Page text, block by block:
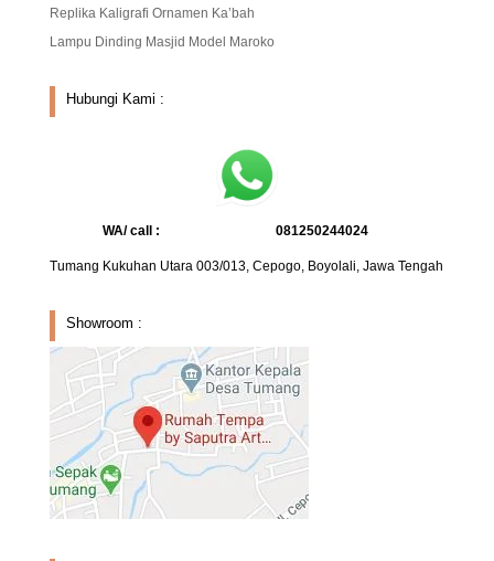
Replika Kaligrafi Ornamen Ka’bah
Lampu Dinding Masjid Model Maroko
Hubungi Kami :
WA/ call : 081250244024
Tumang Kukuhan Utara 003/013, Cepogo, Boyolali, Jawa Tengah
Showroom :